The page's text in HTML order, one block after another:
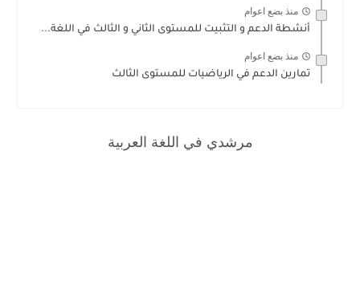
منذ بضع اعوام
أنشطة الدعم و التثبيت للمستوى الثاني و الثالث في اللغة...
منذ بضع اعوام
تمارين الدعم في الرياضيات للمستوى الثالث
مرشدي في اللغة العربية